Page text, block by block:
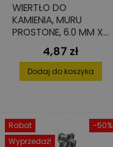
WIERTŁO DO
KAMIENIA, MURU
PROSTONE, 6.0 MM X
60 MM X 100 MM
Cena
4,87 zł
Dodaj do koszyka
-50%
Rabat
Wyprzedaż!